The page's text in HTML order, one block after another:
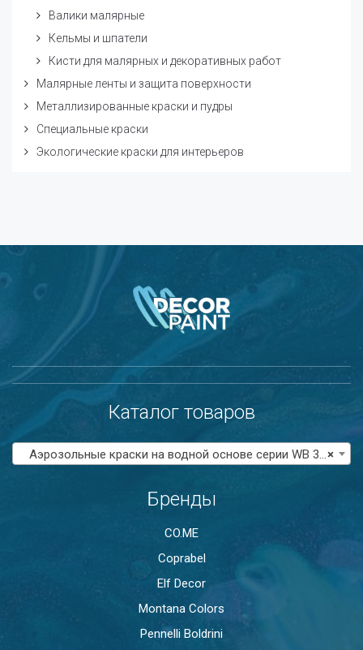
Валики малярные
Кельмы и шпатели
Кисти для малярных и декоративных работ
Малярные ленты и защита поверхности
Металлизированные краски и пудры
Специальные краски
Экологические краски для интерьеров
Каталог товаров
×
Аэрозольные краски на водной основе серии WB 300
Бренды
CO.ME
Coprabel
Elf Decor
Montana Colors
Pennelli Boldrini